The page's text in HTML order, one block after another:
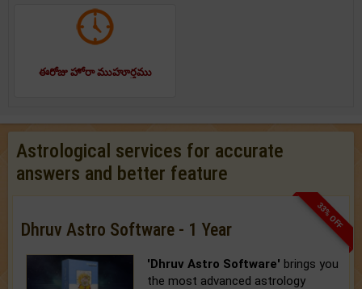
ఈరోజు హోరా ముహూర్తము
Astrological services for accurate
answers and better feature
33% OFF
Dhruv Astro Software - 1 Year
'Dhruv Astro Software' brings you
the most advanced astrology